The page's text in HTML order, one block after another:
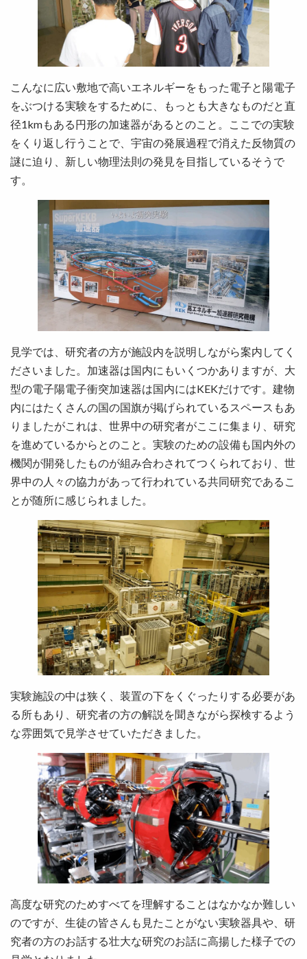
こんなに広い敷地で高いエネルギーをもった電子と陽電子
をぶつける実験をするために、もっとも大きなものだと直
径1kmもある円形の加速器があるとのこと。ここでの実験
をくり返し行うことで、宇宙の発展過程で消えた反物質の
謎に迫り、新しい物理法則の発見を目指しているそうで
す。
見学では、研究者の方が施設内を説明しながら案内してく
ださいました。加速器は国内にもいくつかありますが、大
型の電子陽電子衝突加速器は国内にはKEKだけです。建物
内にはたくさんの国の国旗が掲げられているスペースもあ
りましたがこれは、世界中の研究者がここに集まり、研究
を進めているからとのこと。実験のための設備も国内外の
機関が開発したものが組み合わされてつくられており、世
界中の人々の協力があって行われている共同研究であるこ
とが随所に感じられました。
実験施設の中は狭く、装置の下をくぐったりする必要があ
る所もあり、研究者の方の解説を聞きながら探検するよう
な雰囲気で見学させていただきました。
高度な研究のためすべてを理解することはなかなか難しい
のですが、生徒の皆さんも見たことがない実験器具や、研
究者の方のお話する壮大な研究のお話に高揚した様子での